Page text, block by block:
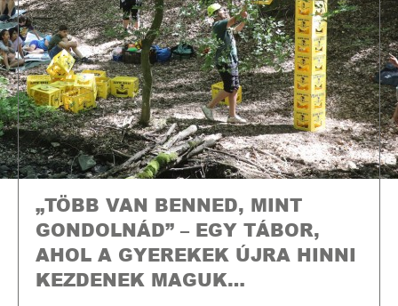
„TÖBB VAN BENNED, MINT
GONDOLNÁD” – EGY TÁBOR,
AHOL A GYEREKEK ÚJRA HINNI
KEZDENEK MAGUK…